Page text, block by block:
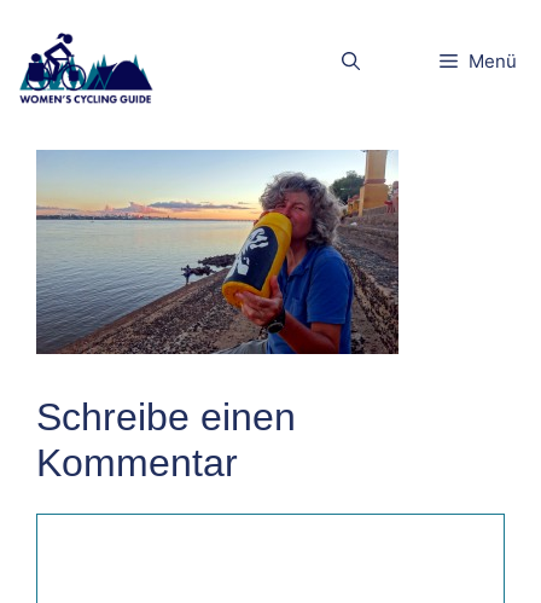
Inhalt
springen
Menü
Friseur6
Schreibe einen
Kommentar